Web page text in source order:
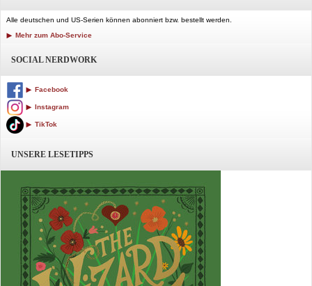
Alle deutschen und US-Serien können abonniert bzw. bestellt werden.
Mehr zum Abo-Service
SOCIAL NERDWORK
Facebook
Instagram
TikTok
UNSERE LESETIPPS